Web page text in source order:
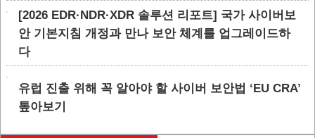
[2026 EDR·NDR·XDR 솔루션 리포트] 국가 사이버보
안 기본지침 개정과 만나 보안 체계를 업그레이드하
다
유럽 진출 위해 꼭 알아야 할 사이버 보안법 ‘EU CRA’
톺아보기